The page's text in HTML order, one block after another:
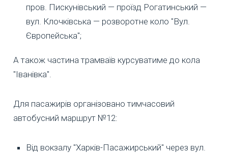
пров. Пискунівський — проїзд Рогатинський —
вул. Клочківська — розворотне коло "Вул.
Європейська";
А також частина трамваїв курсуватиме до кола
"Іванівка".
Для пасажирів організовано тимчасовий
автобусний маршрут №12:
Від вокзалу "Харків-Пасажирський" через вул.